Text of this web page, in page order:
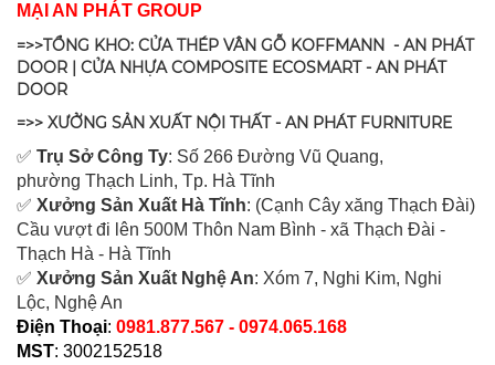
MẠI AN PHÁT GROUP
=>>TỔNG KHO: CỬA THÉP VÂN GỖ KOFFMANN - AN PHÁT
DOOR | CỬA NHỰA COMPOSITE ECOSMART - AN PHÁT
DOOR
=>> XƯỞNG SẢN XUẤT NỘI THẤT - AN PHÁT FURNITURE
✅ Trụ Sở Công Ty: Số 266 Đường Vũ Quang,
phường Thạch Linh, Tp. Hà Tĩnh
✅ Xưởng Sản Xuất Hà Tĩnh: (Cạnh Cây xăng Thạch Đài)
Cầu vượt đi lên 500M Thôn Nam Bình - xã Thạch Đài -
Thạch Hà - Hà Tĩnh
✅ Xưởng Sản Xuất Nghệ An: Xóm 7, Nghi Kim, Nghi
Lộc, Nghệ An
Điện Thoại: 0981.877.567 - 0974.065.168
MST: 3002152518